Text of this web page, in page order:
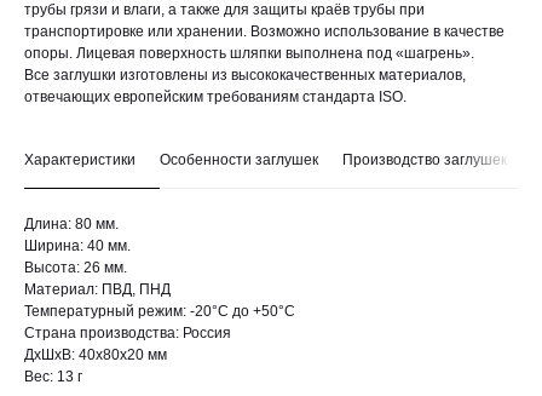
трубы грязи и влаги, а также для защиты краёв трубы при
транспортировке или хранении. Возможно использование в качестве
опоры. Лицевая поверхность шляпки выполнена под «шагрень».
Все заглушки изготовлены из высококачественных материалов,
отвечающих европейским требованиям стандарта ISO.
Характеристики Особенности заглушек Производство заглушек
Длина: 80 мм.
Ширина: 40 мм.
Высота: 26 мм.
Материал: ПВД, ПНД
Температурный режим: -20°С до +50°С
Страна производства: Россия
ДxШxВ: 40x80x20 мм
Вес: 13 г